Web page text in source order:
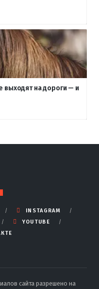
выходят на дороги — и
INSTAGRAM
YOUTUBE
сайта разрешено на